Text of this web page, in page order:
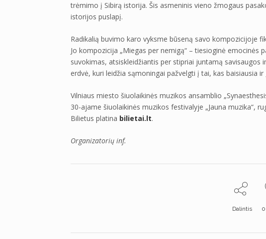
trėmimo į Sibirą istorija. Šis asmeninis vieno žmogaus
istorijos puslapį.
Radikalią buvimo karo vyksme būseną savo kompozicijoje
Jo kompozicija „Miegas per nemigą“ – tiesioginė emocinės
suvokimas, atsiskleidžiantis per stipriai juntamą
erdvė, kuri leidžia sąmoningai pažvelgti į tai, kas baisiausia
Vilniaus miesto šiuolaikinės muzikos ansamblio
30-ajame šiuolaikinės muzikos festivalyje „Jauna muzika“,
Bilietus platina bilietai.lt.
Organizatorių inf.
Dalintis 0